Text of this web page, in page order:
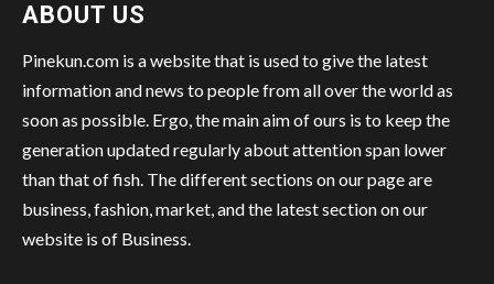
ABOUT US
Pinekun.com is a website that is used to give the latest
information and news to people from all over the world as
soon as possible. Ergo, the main aim of ours is to keep the
generation updated regularly about attention span lower
than that of fish. The different sections on our page are
business, fashion, market, and the latest section on our
website is of Business.